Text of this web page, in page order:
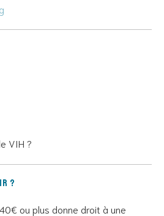
VIH ?
?
ou plus donne droit à une